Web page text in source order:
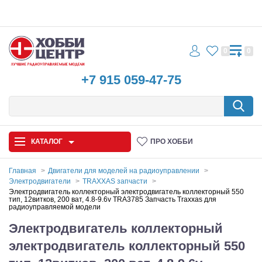
+7 915 059-47-75
0 0
КАТАЛОГ ПРО ХОББИ
Автомодели
Игрушки
Главная
Двигатели для моделей на радиоуправлении
Электродвигатели
TRAXXAS запчасти
Электродвигатель коллекторный электродвигатель коллекторный 550
тип, 12витков, 200 ват, 4.8-9.6v TRA3785 Запчасть Traxxas для
радиоуправляемой модели
Электродвигатель коллекторный
электродвигатель коллекторный 550